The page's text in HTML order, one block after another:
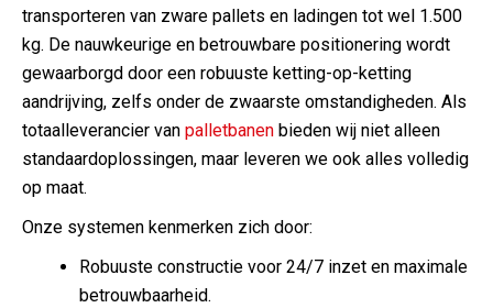
transporteren van zware pallets en ladingen tot wel 1.500
kg. De nauwkeurige en betrouwbare positionering wordt
gewaarborgd door een robuuste ketting-op-ketting
aandrijving, zelfs onder de zwaarste omstandigheden. Als
totaalleverancier van palletbanen bieden wij niet alleen
standaardoplossingen, maar leveren we ook alles volledig
op maat.
Onze systemen kenmerken zich door:
Robuuste constructie voor 24/7 inzet en maximale
betrouwbaarheid.